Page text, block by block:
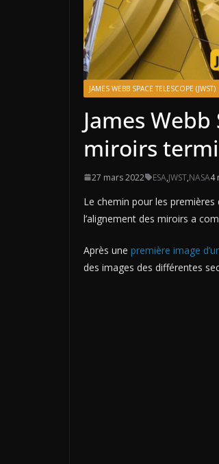
JAMES WEBB SPACE TELESCOPE (JWST)
James
miroirs
27 mars 2022 ESA,JWST,NASA4
Le chemin pour les
l’alignement des miroirs a
Après une première image
des images des différentes